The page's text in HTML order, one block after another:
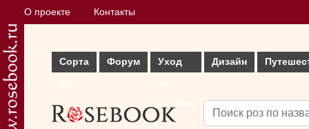
О проекте Контакты
Сорта
Форум
Уход
Дизайн